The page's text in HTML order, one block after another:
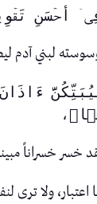
أَحۡسَنِ
لبني
خسر خسراناً
ولا